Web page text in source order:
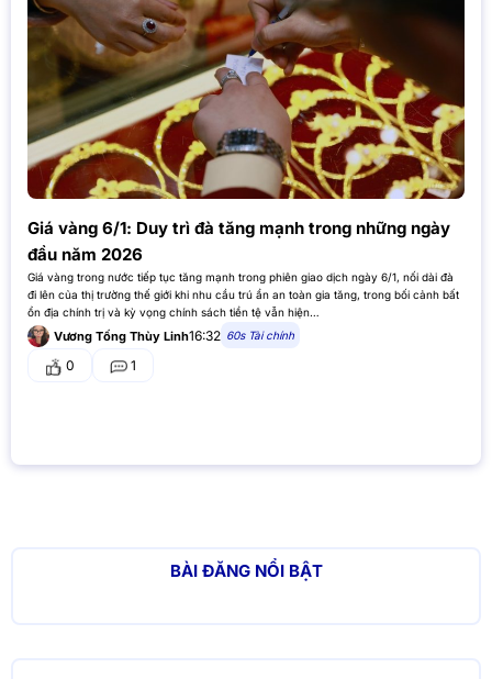
Giá vàng 6/1: Duy trì đà tăng mạnh trong những ngày
đầu năm 2026
Giá vàng trong nước tiếp tục tăng mạnh trong phiên giao dịch ngày 6/1, nối dài đà
đi lên của thị trường thế giới khi nhu cầu trú ẩn an toàn gia tăng, trong bối cảnh bất
ổn địa chính trị và kỳ vọng chính sách tiền tệ vẫn hiện…
Vương Tống Thùy Linh16:32 60s Tài chính
0 1
BÀI ĐĂNG NỔI BẬT